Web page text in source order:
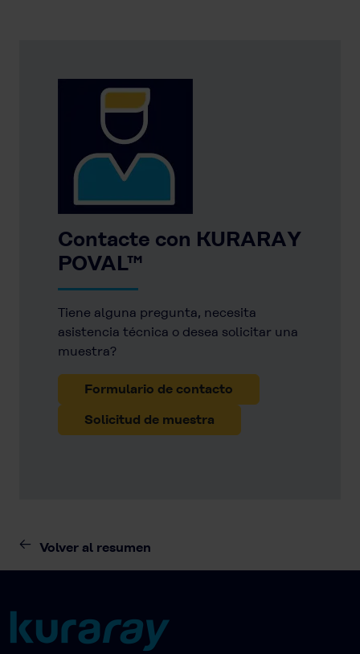
Contacte con KURARAY
POVAL™
Tiene alguna pregunta, necesita
asistencia técnica o desea solicitar una
muestra?
Formulario de contacto
Solicitud de muestra
Volver al resumen